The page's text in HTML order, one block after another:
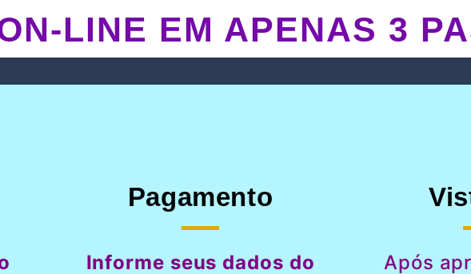
LINE EM APENAS 3
Pagamento
Informe seus dados do
Após